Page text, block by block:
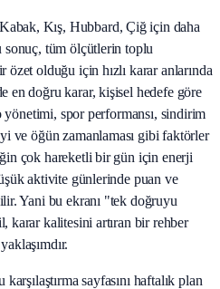
Kış, Hubbard, Çiğ için daha
tüm ölçütlerin toplu
olduğu için hızlı karar anlarında
en doğru karar, kişisel hedefe göre
spor performansı, sindirim
ve öğün zamanlaması gibi faktörler
çok hareketli bir gün için enerji
aktivite günlerinde puan ve
Yani bu ekranı "tek doğruyu
karar kalitesini artıran bir rehber
sayfasını haftalık plan